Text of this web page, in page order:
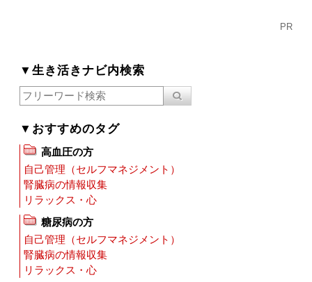
PR
▼生き活きナビ内検索
▼おすすめのタグ
高血圧の方
自己管理（セルフマネジメント）
腎臓病の情報収集
リラックス・心
糖尿病の方
自己管理（セルフマネジメント）
腎臓病の情報収集
リラックス・心